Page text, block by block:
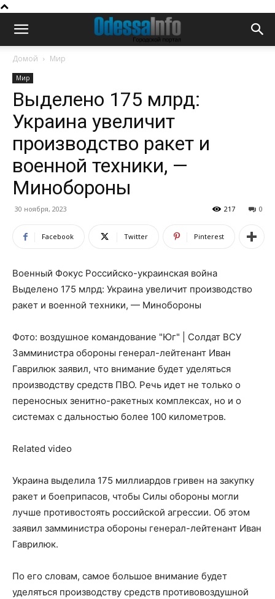
Домой Мир
Мир
Выделено 175 млрд:
Украина увеличит
производство ракет и
военной техники, —
Минобороны
30 ноября, 2023 0
217
Facebook Twitter Pinterest
Военный Фокус Российско-украинская война
Выделено 175 млрд: Украина увеличит производство
ракет и военной техники, — Минобороны
Фото: воздушное командование "Юг" | Солдат ВСУ
Замминистра обороны генерал-лейтенант Иван
Гаврилюк заявил, что внимание будет уделяться
производству средств ПВО. Речь идет не только о
переносных зенитно-ракетных комплексах, но и о
системах с дальностью более 100 километров.
Related video
Украина выделила 175 миллиардов гривен на закупку
ракет и боеприпасов, чтобы Силы обороны могли
лучше противостоять российской агрессии. Об этом
заявил замминистра обороны генерал-лейтенант Иван
Гаврилюк.
По его словам, самое большое внимание будет
уделяться производству средств противовоздушной